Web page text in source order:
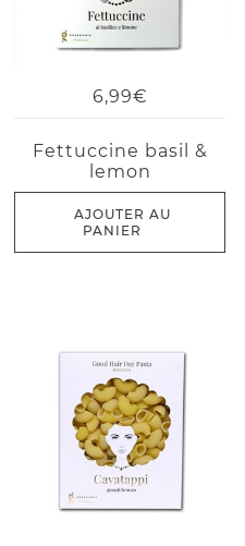
6,99€
Fettuccine basil &
lemon
AJOUTER AU
PANIER